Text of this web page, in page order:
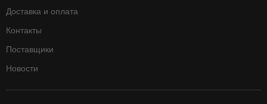
Доставка и оплата
Контакты
Поставщики
Новости